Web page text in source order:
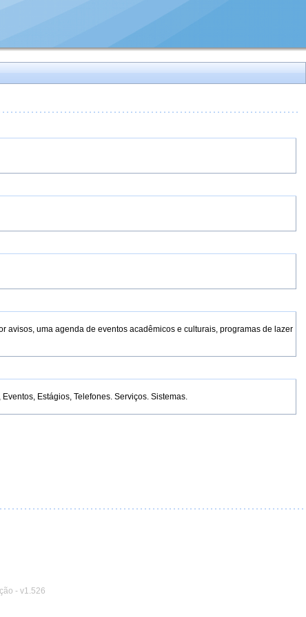
avisos, uma agenda de eventos acadêmicos e culturais, programas de lazer
Estágios, Telefones. Serviços. Sistemas.
- v1.526